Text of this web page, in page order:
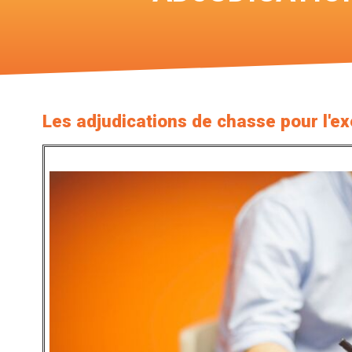
Les adjudications de chasse pour